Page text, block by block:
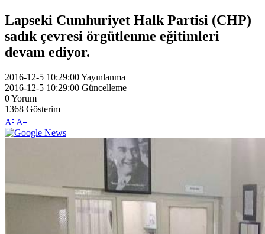
Lapseki Cumhuriyet Halk Partisi (CHP)
sadık çevresi örgütlenme eğitimleri
devam ediyor.
2016-12-5 10:29:00Yayınlanma
2016-12-5 10:29:00 Güncelleme
0Yorum
1368 Gösterim
A- A+